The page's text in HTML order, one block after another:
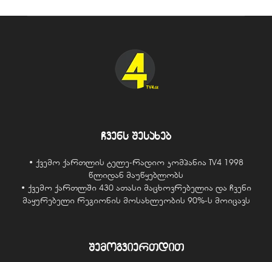
ჩვენს შესახებ
• ქვემო ქართლის ტელე-რადიო კომპანია TV4 1998
წლიდან მაუწყებლობს
• ქვემო ქართლში 430 ათასი მაცხოვრებელია და ჩვენი
მაყურებელი რეგიონის მოსახლეობის 90%-ს მოიცავს
შემოგვიერთდით